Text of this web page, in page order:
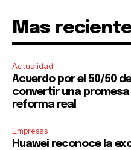
Mas
Actualidad
Acuerdo por el 50/50
convertir una
reforma real
Empresas
Huawei reconoce la